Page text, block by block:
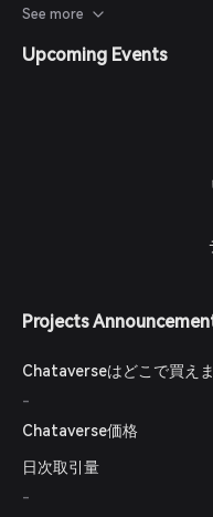
ウェブサイトとソーシャ
た。iOS版のパブリックベ
See more
Upcoming Events
Projects
Chataverseはどこで買え
-
Chataverse価格
日次取引量
-